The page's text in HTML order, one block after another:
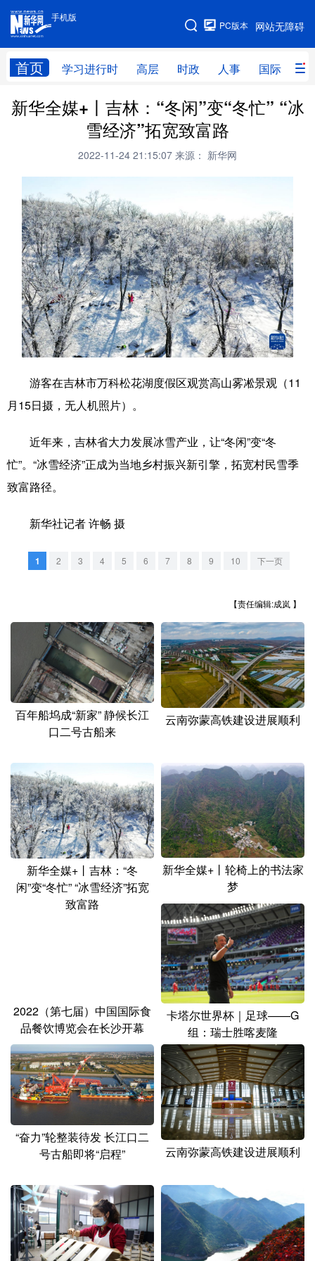
手机版
网站无障碍
PC版本
首页 学习进行时 高层 时政 人事 国际 财
手机版
网站地图
学习进行时 高层 时政 人事
财经 网评
全球连线
科技
文化 书画 健康 军事
访谈 视频 图片 政务
法律 中央文件 金融 汽车
食品 人居 信息化 数字经济
学术中国 乡村振兴 银龄 溯源中国
彩票 娱乐
文化产业
地方频道
江西
山东 河南 湖北 湖南
广东 广西 海南 重庆
四川 贵州 云南 西藏
陕西 甘肃 青海 宁夏
多语种频道
English Español Français عربى
Русский язык 日本語 한국어
Deutsch Português
新华全媒+丨吉林：“冬闲”变“冬忙” “冰
雪经济”拓宽致富路
2022-11-24 21:15:07 来源： 新华网
游客在吉林市万科松花湖度假区观赏高山雾凇景观（11
月15日摄，无人机照片）。
近年来，吉林省大力发展冰雪产业，让“冬闲”变“冬
忙”。“冰雪经济”正成为当地乡村振兴新引擎，拓宽村民雪季
致富路径。
新华社记者 许畅 摄
1 2 3 4 5 6 7 8 9 10 下一页
【责任编辑:成岚 】
百年船坞成“新家” 静候长江
口二号古船来
云南弥蒙高铁建设进展顺利
新华全媒+丨吉林：“冬
闲”变“冬忙” “冰雪经济”拓宽
致富路
新华全媒+丨轮椅上的书法家
梦
2022（第七届）中国国际食
品餐饮博览会在长沙开幕
卡塔尔世界杯｜足球——G
组：瑞士胜喀麦隆
“奋力”轮整装待发 长江口二
号古船即将“启程”
云南弥蒙高铁建设进展顺利